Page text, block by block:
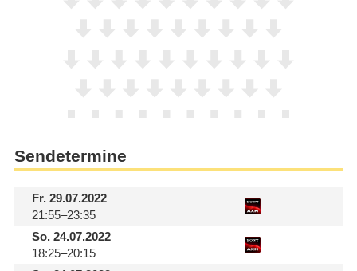
Sendetermine
Fr.29.07.2022
21:55–23:35
So.24.07.2022
18:25–20:15